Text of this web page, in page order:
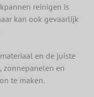
reinigen is
kan ook gevaarlijk
en de juiste
zonnepanelen en
te maken.